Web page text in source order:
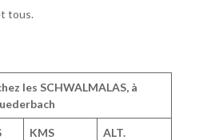
tous.
les SCHWALMALAS, à
KMS ALT.